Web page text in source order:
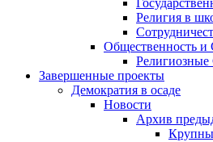
Религия в
Общественность
Завершенные проекты
Демократия в осаде
Новости
Архив